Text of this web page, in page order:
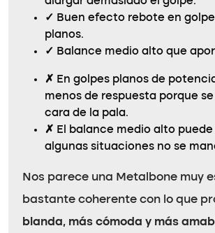
✓ Buen efecto rebote en
planos.
✓ Balance medio alto que
✗ En golpes planos de
menos de respuesta porque
cara de la pala.
✗ El balance medio alto
algunas situaciones no se
Nos parece una Metalbone muy
bastante coherente con lo que
blanda, más cómoda y más